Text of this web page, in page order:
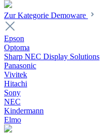
Zur Kategorie Demoware
Epson
Optoma
Sharp NEC Display Solutions
Panasonic
Vivitek
Hitachi
Sony
NEC
Kindermann
Elmo